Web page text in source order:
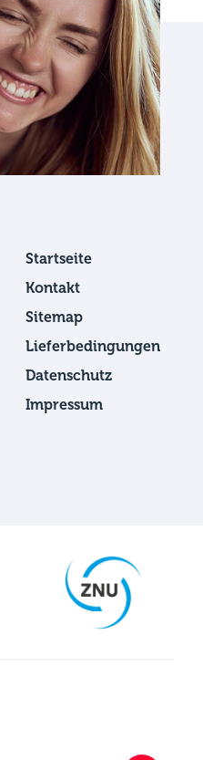
Startseite
Kontakt
Sitemap
Lieferbedingungen
Datenschutz
Impressum